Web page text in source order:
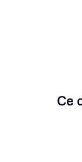
Ce